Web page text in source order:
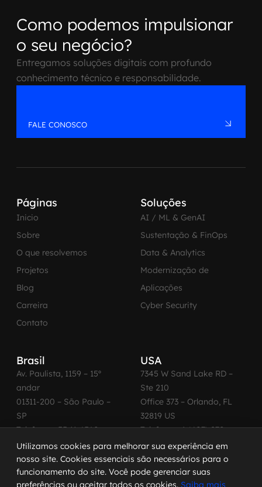
Como podemos impulsionar
o seu negócio?
Entregamos soluções digitais com profundo
conhecimento técnico e responsabilidade.
FALE CONOSCO
Páginas
Inicio
Sobre
O que resolvemos
Projetos
Blog
Carreira
Contato
Soluções
AI / ML & GenAI
Sustentação & FinOps
Data & Analytics
Modernização de
Aplicações
Cyber Security
Brasil
Av. Paulista, 1159 – 15º
andar
01311-200 – São Paulo –
SP
Telefone: +55 11 4560-
2600
USA
7345 W Sand Lake RD –
Ste 210
Office 373 – Orlando, FL
32819 US
Telefone: +1 (407) 270-
3065
Utilizamos cookies para melhorar sua experiência em
nosso site. Cookies essenciais são necessários para o
funcionamento do site. Você pode gerenciar suas
preferências ou aceitar todos os cookies. Saiba mais